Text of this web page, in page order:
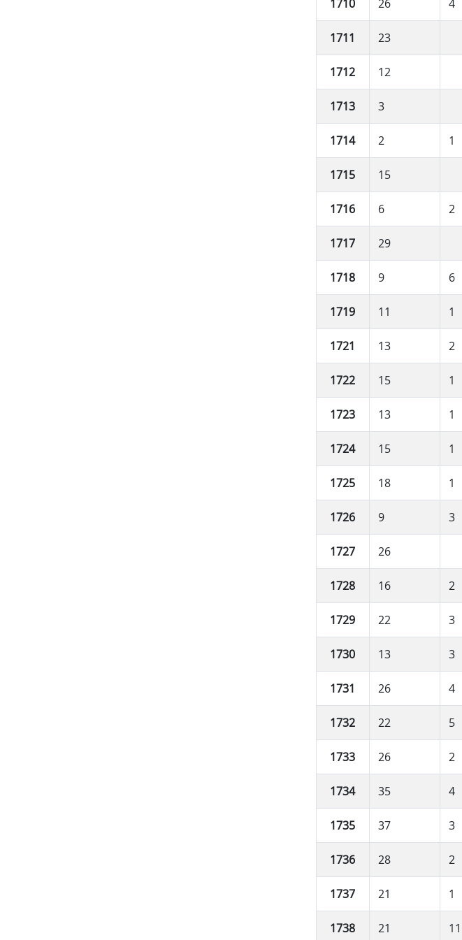
1710 26 4
1711 23
1712 12
1713 3
1714 2 1
1715 15
1716 6 2
1717 29
1718 9 6
1719 11 1
1721 13 2
1722 15 1
1723 13 1
1724 15 1
1725 18 1
1726 9 3
1727 26
1728 16 2
1729 22 3
1730 13 3
1731 26 4
1732 22 5
1733 26 2
1734 35 4
1735 37 3
1736 28 2
1737 21 1
1738 21 11